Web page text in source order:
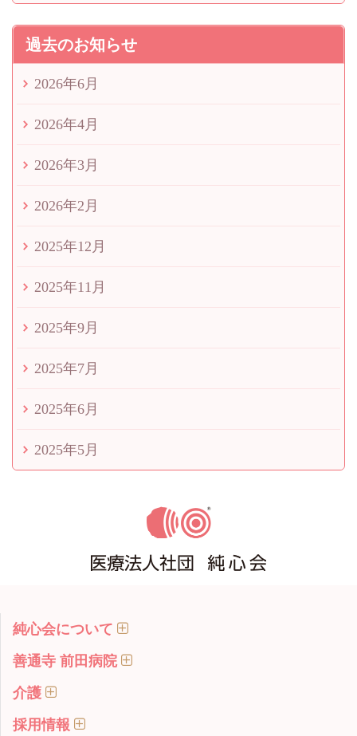
過去のお知らせ
2026年6月
2026年4月
2026年3月
2026年2月
2025年12月
2025年11月
2025年9月
2025年7月
2025年6月
2025年5月
純心会について
善通寺 前田病院
介護
採用情報